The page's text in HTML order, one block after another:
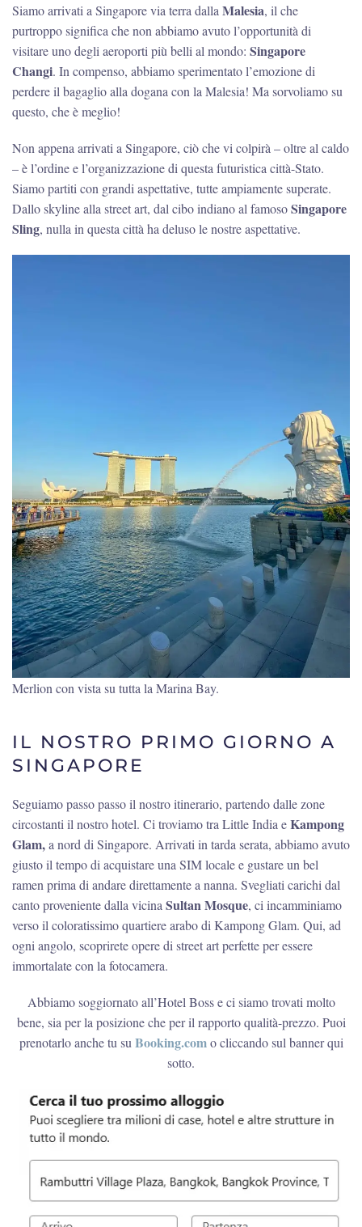
Siamo arrivati a Singapore via terra dalla Malesia, il che
purtroppo significa che non abbiamo avuto l’opportunità di
visitare uno degli aeroporti più belli al mondo: Singapore
Changi. In compenso, abbiamo sperimentato l’emozione di
perdere il bagaglio alla dogana con la Malesia! Ma sorvoliamo su
questo, che è meglio!
Non appena arrivati a Singapore, ciò che vi colpirà – oltre al caldo
– è l’ordine e l’organizzazione di questa futuristica città-Stato.
Siamo partiti con grandi aspettative, tutte ampiamente superate.
Dallo skyline alla street art, dal cibo indiano al famosoSingapore
Sling, nulla in questa città ha deluso le nostre aspettative.
Merlion con vista su tutta la Marina Bay.
IL NOSTRO PRIMO GIORNO A
SINGAPORE
Seguiamo passo passo il nostro itinerario, partendo dalle zone
circostanti il nostro hotel. Ci troviamo tra Little India eKampong
Glam,a nord di Singapore. Arrivati in tarda serata, abbiamo avuto
giusto il tempo di acquistare una SIM locale e gustare un bel
ramen prima di andare direttamente a nanna. Svegliati carichi dal
canto proveniente dalla vicina Sultan Mosque, ci incamminiamo
verso il coloratissimo quartiere arabo di Kampong Glam. Qui, ad
ogni angolo, scoprirete opere di street art perfette per essere
immortalate con la fotocamera.
Abbiamo soggiornato all’Hotel Boss e ci siamo trovati molto
bene, sia per la posizione che per il rapporto qualità-prezzo. Puoi
prenotarlo anche tu su Booking.como cliccando sul banner qui
sotto.